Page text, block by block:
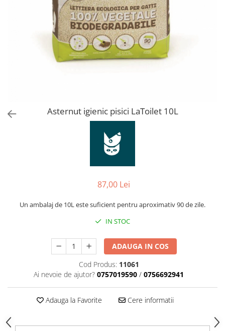
Hrana umeda
Recompense caini
Batoane branza Yak
Inghetata
Lemne si coarne de cerb sau
Lese, Zgarzi & Hamuri
Produse Igiena si Ingrijire
Saltele cu efect de racire
Suplimente
Asternut igienic pisici LaToilet 10L
87,00 Lei
Un ambalaj de 10L este suficient pentru aproximativ 90 de zile.
IN STOC
ADAUGA IN COS
Cod Produs: 11061
Ai nevoie de ajutor? 0757019590 / 0756692941
Adauga la Favorite Cere informatii